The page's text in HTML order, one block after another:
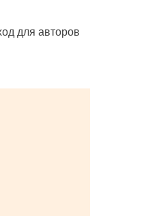
для авторов